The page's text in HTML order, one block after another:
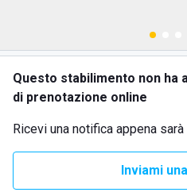
Questo stabilimento non ha
di prenotazione online
Ricevi una notifica appena
Inviami